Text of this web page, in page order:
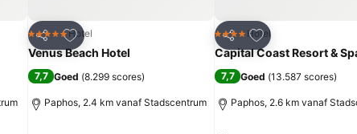
Delen
Toevoegen aan favorieten
5 SterrenHotel
Venus Beach Hotel
7,7 Goed (8.299 scores)
Paphos, 2.4 km vanaf Stadscentrum
Delen
Toevoegen aan
4 SterrenHotel
Capital Coast Resort &
7,7 Goed (13.587 scores)
Paphos, 2.6 km vanaf